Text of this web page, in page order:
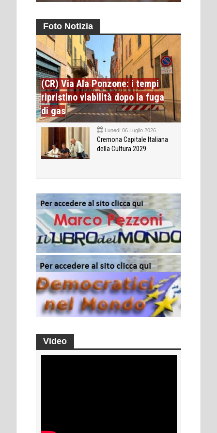
Foto Notizia
(CR) Via Ala Ponzone: i tempi
ripristino viabilità dopo la fuga
di gas
Lunedì 06 Luglio 2026
Cremona Capitale Italiana
della Cultura 2029
Video